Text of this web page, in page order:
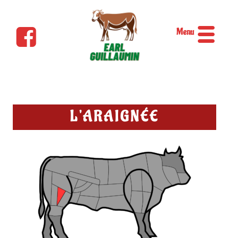
L'ARAIGNÉE
Menu